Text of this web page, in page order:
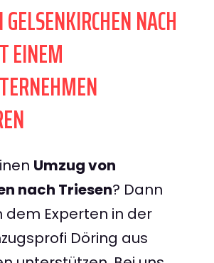
NACH
EINEM
Umzug von
nach Triesen? Dann
dem Experten in der
Döring aus